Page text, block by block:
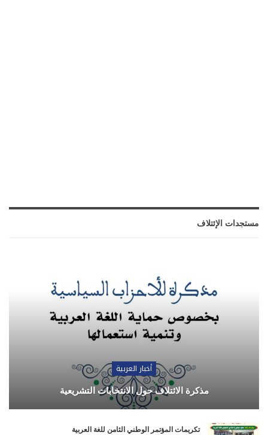
مستجدات الإئتلاف
أخبار العربية
مذكرة الائتلاف حول الانتخابات التشريعية
تكريمات المؤتمر الوطني الثامن للغة العربية